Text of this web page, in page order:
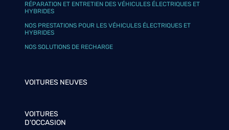
RÉPARATION ET ENTRETIEN DES VÉHICULES ÉLECTRIQUES ET
HYBRIDES
NOS PRESTATIONS POUR LES VÉHICULES ÉLECTRIQUES ET
HYBRIDES
NOS SOLUTIONS DE RECHARGE
VOITURES NEUVES
VOITURES
D'OCCASION